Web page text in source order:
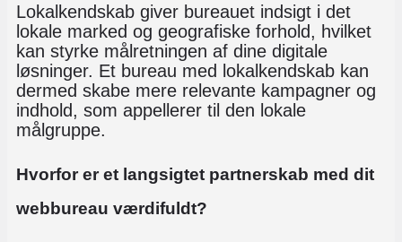
Lokalkendskab giver bureauet indsigt i det
lokale marked og geografiske forhold, hvilket
kan styrke målretningen af dine digitale
løsninger. Et bureau med lokalkendskab kan
dermed skabe mere relevante kampagner og
indhold, som appellerer til den lokale
målgruppe.
Hvorfor er et langsigtet partnerskab med dit
webbureau værdifuldt?